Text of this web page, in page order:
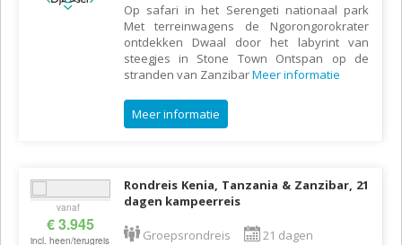
Op safari in het Serengeti nationaal park
Met terreinwagens de Ngorongorokrater
ontdekken Dwaal door het labyrint van
steegjes in Stone Town Ontspan op de
stranden van ZanzibarMeer informatie
Meer informatie
vanaf
€ 3.945
incl. heen/terugreis
Rondreis Kenia, Tanzania & Zanzibar, 21
dagen kampeerreis
Groepsrondreis
21 dagen